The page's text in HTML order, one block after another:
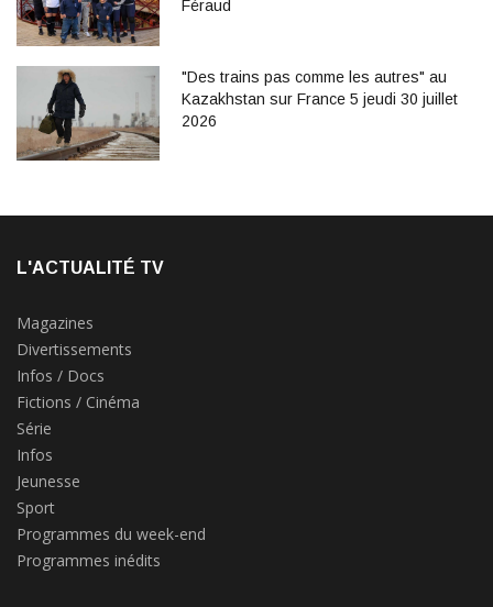
Féraud
"Des trains pas comme les autres" au
Kazakhstan sur France 5 jeudi 30 juillet
2026
L'ACTUALITÉ TV
Magazines
Divertissements
Infos / Docs
Fictions / Cinéma
Série
Infos
Jeunesse
Sport
Programmes du week-end
Programmes inédits